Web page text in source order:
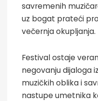
savremenih
uz bogat prateći
večernja okupljanja.
Festival ostaje
negovanju dijaloga
muzičkih oblika i
nastupe umetnika